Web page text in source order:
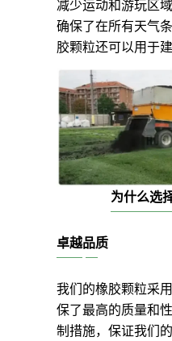
减少运动和游玩区
确保了在所有天气
胶颗粒还可以用于建
为什么选
卓越品质
我们的橡胶颗粒采
保了最高的质量和
制措施，保证我们